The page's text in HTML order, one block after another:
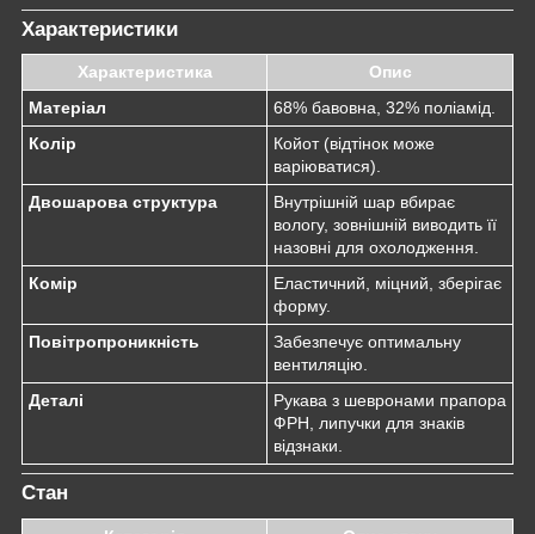
Характеристики
Характеристика
Опис
Матеріал
68% бавовна, 32% поліамід.
Колір
Койот (відтінок може
варіюватися).
Двошарова структура
Внутрішній шар вбирає
вологу, зовнішній виводить її
назовні для охолодження.
Комір
Еластичний, міцний, зберігає
форму.
Повітропроникність
Забезпечує оптимальну
вентиляцію.
Деталі
Рукава з шевронами прапора
ФРН, липучки для знаків
відзнаки.
Стан